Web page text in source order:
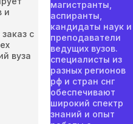
и
с
вуза
магистранты,
аспиранты,
кандидаты наук и
преподаватели
ведущих вузов.
специалисты из
разных регионов
рф и стран снг
обеспечивают
широкий спектр
знаний и опыт